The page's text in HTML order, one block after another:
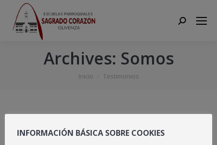
Search:
Archives: Somos
Estás aquí:
Inicio Testimonios
INFORMACIÓN BÁSICA SOBRE COOKIES